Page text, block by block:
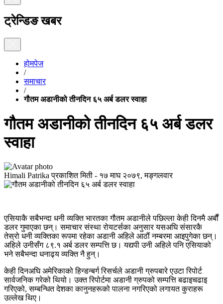
ट्रेन्डिङ खबर
होमपेज
/
समाचार
/
गौतम अडानीको तीनदिन ६५ अर्ब डलर स्वाहा
गौतम अडानीको तीनदिन ६५ अर्ब डलर
स्वाहा
Himali Patrika प्रकाशित मिती - १७ माघ २०७९, मङ्गलवार
एसियाकै सबैभन्दा धनी व्यक्ति भारतका गौतम अडानीले पछिल्ला केही दिनमै अर्बौं
डलर गुमाएका छन्। समाचार संस्था रोयटर्सका अनुसार यसअघि संसारकै
तेस्रो धनी व्यक्तिका रूपमा रहेका अडानी अहिले आठौं नम्बरमा आइपुगेका छन्।
अहिले उनीसँग ८९.१ अर्ब डलर सम्पत्ति छ। यद्यपी उनी अहिले पनि एसियाको
भने सबैभन्दा धनाढ्य व्यक्ति नै हुन्।
केही दिनअघि अमेरिकाको हिन्डन्बर्ग रिसर्चले अडानी ग्रुपबारे एउटा रिपोर्ट
सार्वजनिक गरेको थियो। उक्त रिपोर्टमा अडानी ग्रुपको सम्पत्ति बढाइचढाइ
गरिएको, सम्बन्धित देशका कानुनहरूको पालना नगरिएको लगायत कुराहरू
उल्लेख थिए।